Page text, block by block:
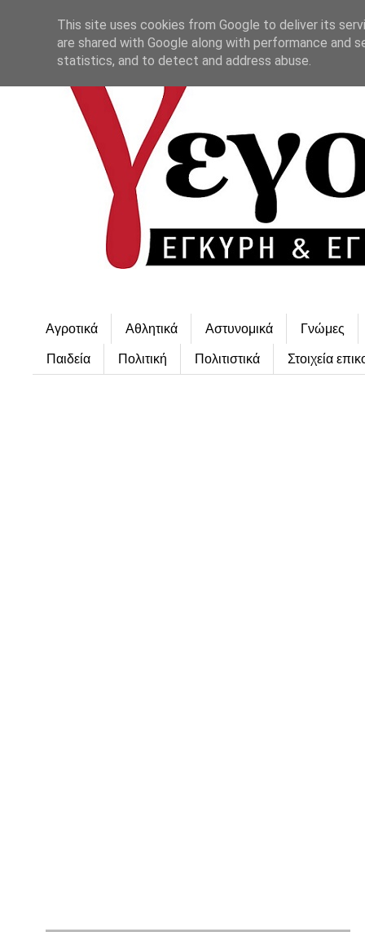
Αγροτικά Αθλητικά Αστυνομικά Γνώμες
Παιδεία Πολιτική Πολιτιστικά Στοιχεία
This site uses cookies from Google to deliver its
are shared with Google along with performance and
statistics, and to detect and address abuse.